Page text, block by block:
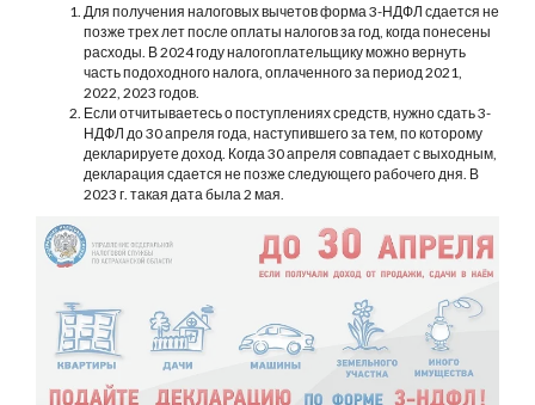
Для получения налоговых вычетов форма 3-НДФЛ сдается не
позже трех лет после оплаты налогов за год, когда понесены
расходы. В 2024 году налогоплательщику можно вернуть
часть подоходного налога, оплаченного за период 2021,
2022, 2023 годов.
Если отчитываетесь о поступлениях средств, нужно сдать 3-
НДФЛ до 30 апреля года, наступившего за тем, по которому
декларируете доход. Когда 30 апреля совпадает с выходным,
декларация сдается не позже следующего рабочего дня. В
2023 г. такая дата была 2 мая.